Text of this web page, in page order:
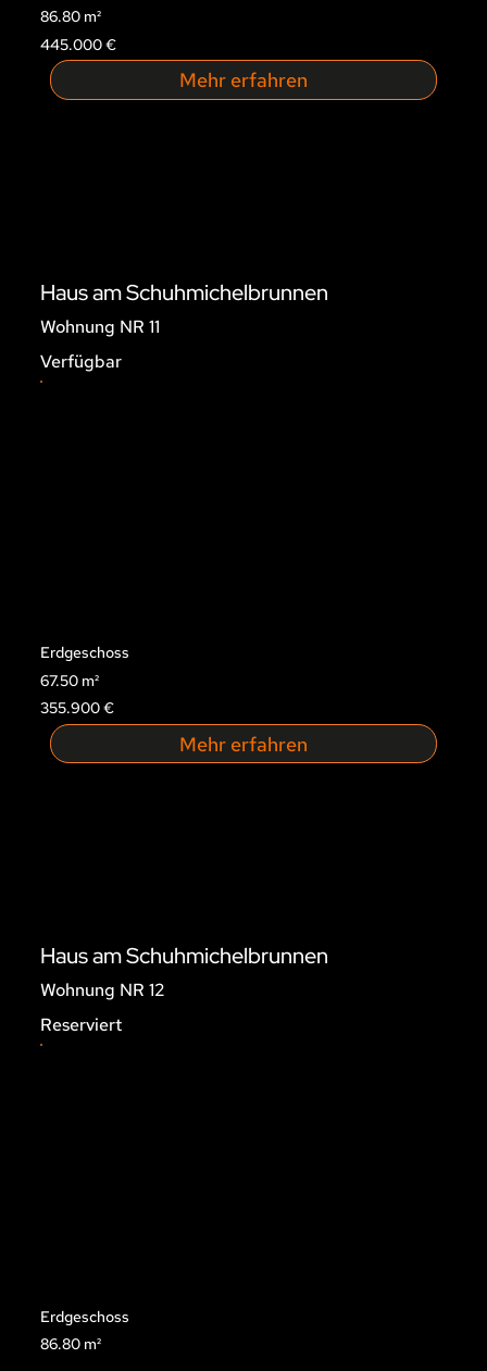
86.80 m²
445.000 €
Mehr erfahren
Haus am Schuhmichelbrunnen
Wohnung NR 11
Verfügbar
Erdgeschoss
67.50 m²
355.900 €
Mehr erfahren
Haus am Schuhmichelbrunnen
Wohnung NR 12
Reserviert
Erdgeschoss
86.80 m²